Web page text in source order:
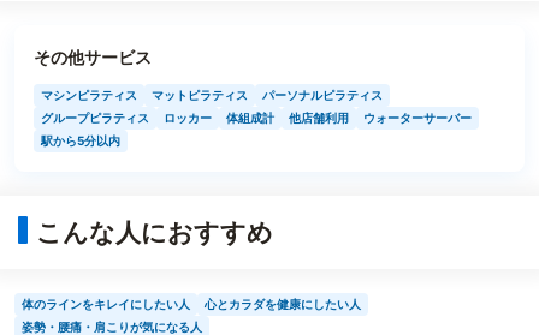
その他サービス
マシンピラティス マットピラティス
パーソナルピラティス
グループピラティス
ロッカー 体組成計 他店舗利用
ウォーターサーバー
駅から5分以内
こんな人におすすめ
体のラインをキレイにしたい人
心とカラダを健康にしたい人
姿勢・腰痛・肩こりが気になる人